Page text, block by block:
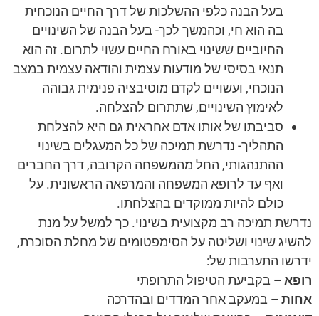
בעל הבנה כלפי ההשלכות של דרך החיים הנוכחית
בה הוא חי, וכהמשך לכך- בעל הבנה של השינויים
החיוביים ששינוי באורח החיים עשוי לתרום. זה הוא
תנאי בסיסי של מודעות עצמית והודאה עצמית במצב
הנוכחי, ועשויים לקדם מוטיבציה פנימית גבוהה
לאימוץ השינויים, שתתרום להצלחה.
סביבתו של אותו אדם אחראית גם היא להצלחת
התהליך- נדרשת תמיכה של כל המעגלים בשינוי
ההתנהגותי, החל מהמשפחה הקרובה, דרך החברים
ואף עד לרופא המשפחה והמרפאה הראשונית. על
כולם להיות ממוקדים בהצלחתו.
נדרשת תמיכה רב מקצועית בשינוי. כך למשל על מנת
להשיג שינוי ושליטה על הסימפטומים של מחלת הסוכרת,
ידרשו התערבות של:
רופא – בקביעת הטיפול התרופתי
אחות – במעקב אחר המדדים ובהדרכה